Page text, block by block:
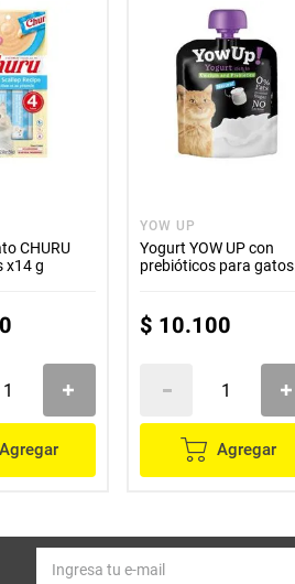
CHURU
x14 g
Agregar
YOW UP
Yogurt YOW UP con
prebióticos para gatos
$ 10.100
Agregar